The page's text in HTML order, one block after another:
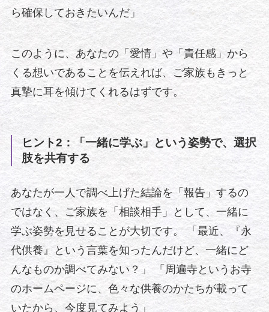
ら確保しておきたいんだ」
このように、あなたの「愛情」や「責任感」から
くる想いであることを伝えれば、ご家族もきっと
真摯に耳を傾けてくれるはずです。
ヒント2：「一緒に学ぶ」という姿勢で、選択
肢を共有する
あなたが一人で調べ上げた結論を「報告」するの
ではなく、ご家族を「相談相手」として、一緒に
学ぶ姿勢を見せることが大切です。 「最近、『永
代供養』という言葉を知ったんだけど、一緒にど
んなものか調べてみない？」 「周遍寺というお寺
のホームページに、色々な供養のかたちが載って
いたから、今度見てみよう」